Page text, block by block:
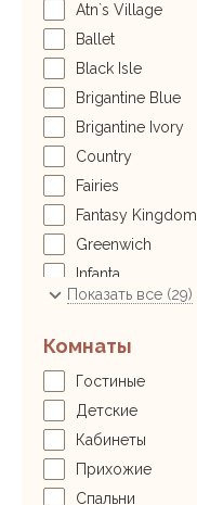
Atn`s Village
Ballet
Black Isle
Brigantine Blue
Brigantine Ivory
Country
Fairies
Fantasy Kingdom
Greenwich
Infanta
Molly
Oxford
Pastoral
Princess Rose
Provence
Показать все (29)
Комнаты
Гостиные
Детские
Кабинеты
Прихожие
Спальни